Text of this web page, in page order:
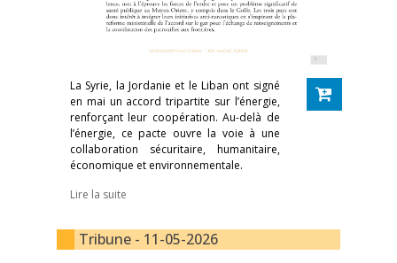
La Syrie, la Jordanie et le Liban ont signé
en mai un accord tripartite sur l’énergie,
renforçant leur coopération. Au-delà de
l’énergie, ce pacte ouvre la voie à une
collaboration sécuritaire, humanitaire,
économique et environnementale.
Lire la suite
Tribune - 11-05-2026